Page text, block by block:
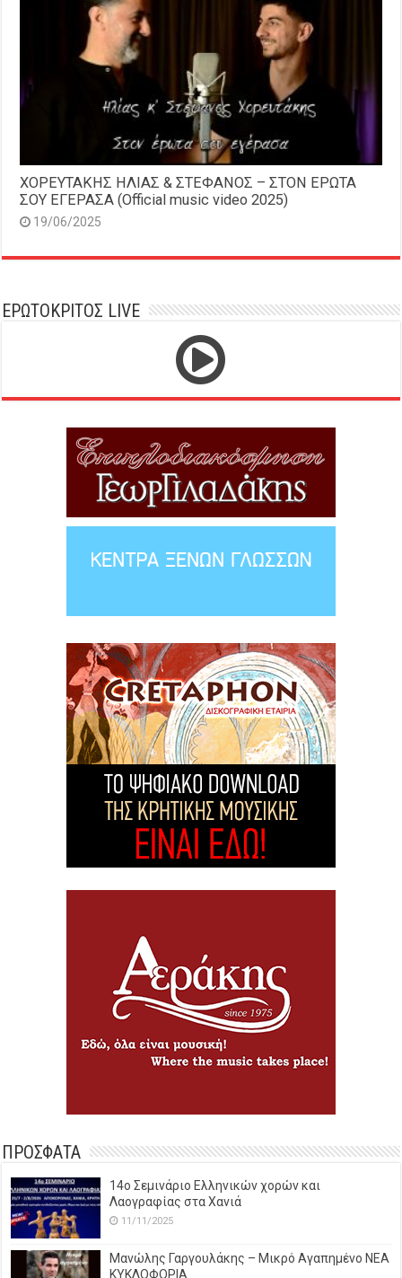
ΧΟΡΕΥΤΑΚΗΣ ΗΛΙΑΣ & ΣΤΕΦΑΝΟΣ – ΣΤΟΝ ΕΡΩΤΑ
ΣΟΥ ΕΓΕΡΑΣΑ (Official music video 2025)
19/06/2025
ΕΡΩΤΟΚΡΙΤΟΣ LIVE
ΠΡΟΣΦΑΤΑ
14o Σεμινάριο Ελληνικών χορών και
Λαογραφίας στα Χανιά
11/11/2025
Μανώλης Γαργουλάκης – Μικρό Αγαπημένο NEΑ
ΚΥΚΛΟΦΟΡΙΑ